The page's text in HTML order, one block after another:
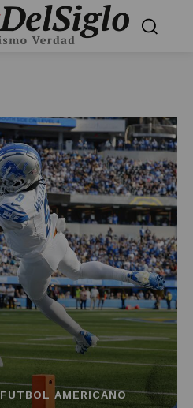
FUTBOL AMERICANO